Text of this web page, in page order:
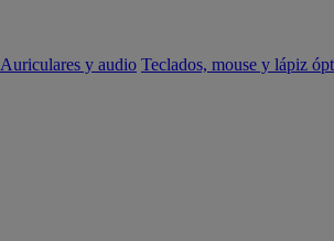
Auriculares y audio Teclados, mouse y lápiz